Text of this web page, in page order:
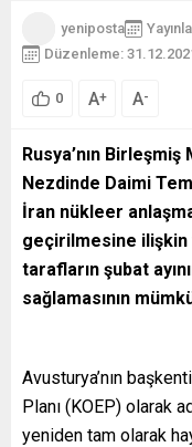
yeniposta
Düzenleme:
0 A+ A-
Rusya’nın
Nezdinde Daimi
İran nükleer
geçirilmesine
tarafların şubat
sağlamasının
Avusturya’nın
Planı (KOEP) olarak
yeniden tam olarak